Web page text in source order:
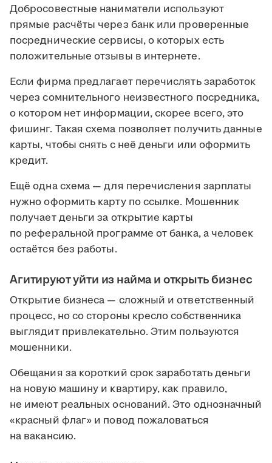
Добросовестные наниматели используют
прямые расчёты через банк или проверенные
посреднические сервисы, о которых есть
положительные отзывы в интернете.
Если фирма предлагает перечислять заработок
через сомнительного неизвестного посредника,
о котором нет информации, скорее всего, это
фишинг. Такая схема позволяет получить данные
карты, чтобы снять с неё деньги или оформить
кредит.
Ещё одна схема — для перечисления зарплаты
нужно оформить карту по ссылке. Мошенник
получает деньги за открытие карты
по реферальной программе от банка, а человек
остаётся без работы.
Агитируют уйти из найма и открыть бизнес
Открытие бизнеса — сложный и ответственный
процесс, но со стороны кресло собственника
выглядит привлекательно. Этим пользуются
мошенники.
Обещания за короткий срок заработать деньги
на новую машину и квартиру, как правило,
не имеют реальных оснований. Это однозначный
«красный флаг» и повод пожаловаться
на вакансию.